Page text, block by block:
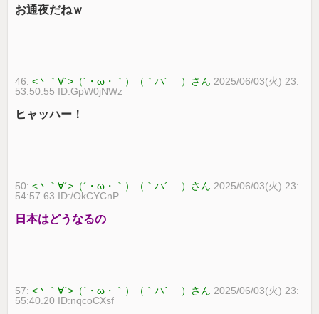
お通夜だねｗ
46:<丶｀∀´>（´・ω・｀）（｀ハ´ ）さん 2025/06/03(火) 23:
53:50.55 ID:GpW0jNWz
ヒャッハー！
50:<丶｀∀´>（´・ω・｀）（｀ハ´ ）さん 2025/06/03(火) 23:
54:57.63 ID:/OkCYCnP
日本はどうなるの
57:<丶｀∀´>（´・ω・｀）（｀ハ´ ）さん 2025/06/03(火) 23:
55:40.20 ID:nqcoCXsf